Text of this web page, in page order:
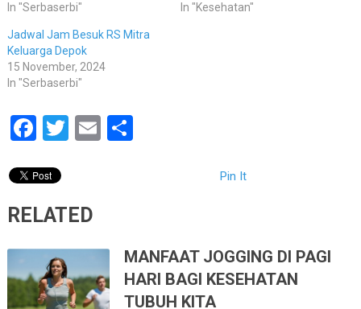
In "Serbaserbi"
In "Kesehatan"
Jadwal Jam Besuk RS Mitra
Keluarga Depok
15 November, 2024
In "Serbaserbi"
Facebook
Twitter
EmailShare
Pin It
RELATED
MANFAAT JOGGING DI PAGI
HARI BAGI KESEHATAN
TUBUH KITA